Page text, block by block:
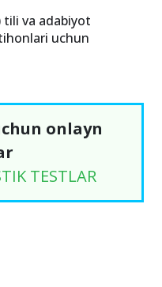
tili va adabiyot
uchun
onlayn
TESTLAR